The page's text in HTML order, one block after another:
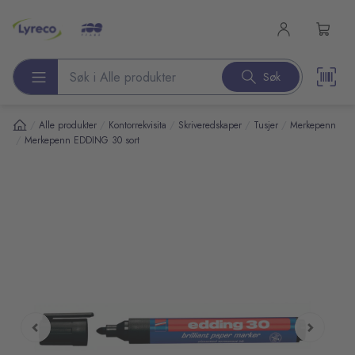
Søk etter produkter Søk
Alle produkter Kontorrekvisita Skriveredskaper Tusjer Merkepenn
Merkepenn EDDING 30 sort